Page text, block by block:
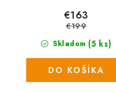
Skladom (5 ks)
€163
€199
DO KOŠÍKA